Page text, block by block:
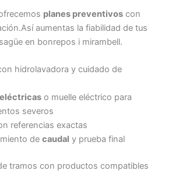
planes preventivos con
aumentas la fiabilidad de tus
en bonrepos i mirambell.
hidrolavadora y cuidado de
o muelle eléctrico para
severos
referencias exactas
de caudal y prueba final
tramos con productos compatibles